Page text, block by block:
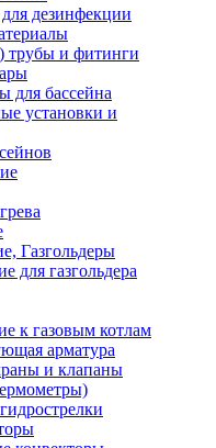
дезинфекции
и фитинги
для бассейна
установки и
Газгольдеры
для газгольдера
к газовым котлам
арматура
и клапаны